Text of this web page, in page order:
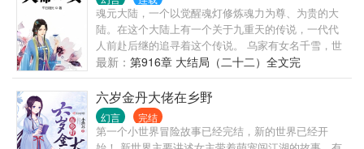
界：本尊岂会仅仅爱一人？ 第七个世界：我就是那蛮
不讲理的婆婆 第八个世界：鸡娃父母在线培养状元
…… 暂定以上世界。 PS：本文1V1，也可以当独立小
世界进行观看。
魂元大陆，一个以觉醒魂灯修炼魂力为尊、为贵的大
陆。在这个大陆上有一个关于九重天的传说，一代代
人前赴后继的追寻着这个传说。 乌家有女名千雪，世
人皆言，命极好！ 父亲是魂元大陆长帝国第一魂力强
者，母亲是魂元大陆圣山学院院长之女，除了父母的
宠爱还有两个护妹如狂的天才哥哥。 可是这样一位娇
娇女，长帝国愣是没人见过。 传言乌家女美如皎月。
传言乌家女出生就觉醒了魂灯，天赋超绝。 长帝国皇
帝以中意其为儿媳妇想要见一面，都被护国候以女儿
最新： 第916章 大结局（二十二）全文完
六岁金丹大佬在乡野
幻言 完结
第一个小世界冒险故事已经完结，新的世界已经开